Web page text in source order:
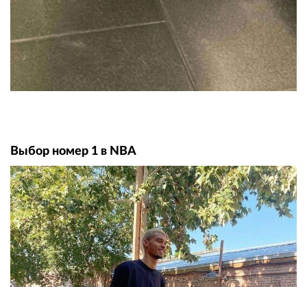
Выбор номер 1 в NBA